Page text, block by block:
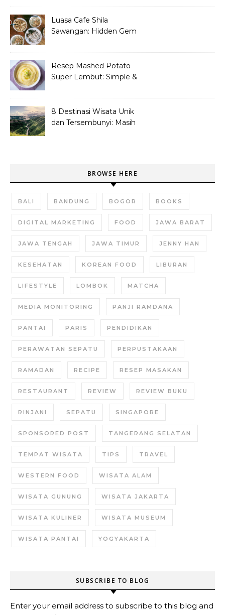
Luasa Cafe Shila
Sawangan: Hidden Gem
Resep Mashed Potato
Super Lembut: Simple &
8 Destinasi Wisata Unik
dan Tersembunyi: Masih
BROWSE HERE
BALI BANDUNG BOGOR BOOKS
DIGITAL MARKETING FOOD JAWA BARAT
JAWA TENGAH JAWA TIMUR JENNY HAN
KESEHATAN KOREAN FOOD LIBURAN
LIFESTYLE LOMBOK MATCHA
MEDIA MONITORING PANJI RAMDANA
PANTAI PARIS PENDIDIKAN
PERAWATAN SEPATU PERPUSTAKAAN
RAMADAN RECIPE RESEP MASAKAN
RESTAURANT REVIEW REVIEW BUKU
RINJANI SEPATU SINGAPORE
SPONSORED POST TANGERANG SELATAN
TEMPAT WISATA TIPS TRAVEL
WESTERN FOOD WISATA ALAM
WISATA GUNUNG WISATA JAKARTA
WISATA KULINER WISATA MUSEUM
WISATA PANTAI YOGYAKARTA
SUBSCRIBE TO BLOG
Enter your email address to subscribe to this blog and